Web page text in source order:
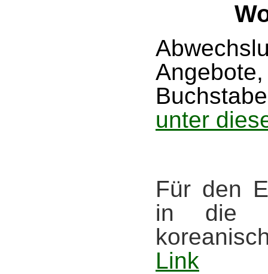
unter
Für den
in die
Link